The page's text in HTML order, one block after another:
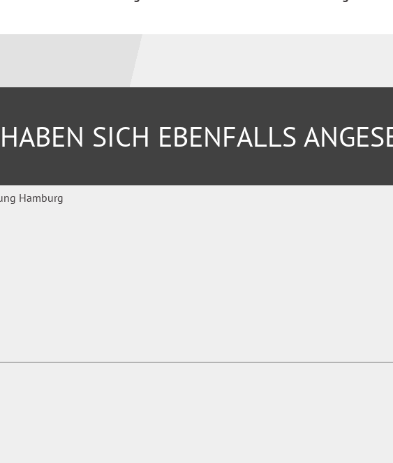
SICH EBENFALLS